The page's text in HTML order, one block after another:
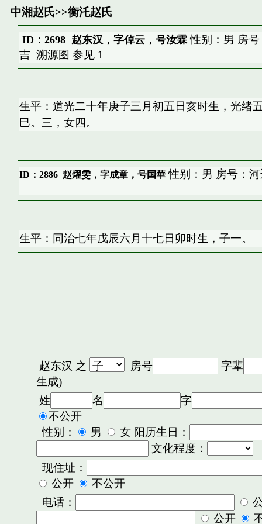
中湘赵氏>>衡汑赵氏
ID：2698 赵东汉，字倬云，号汝霖性别：男 房
吉 溯源图 参见 1
生平：道光二十年庚子三月初五日亥时生，光绪
巳。三，女四。
ID：2886 赵燿雯，字成章，号国華性别：男 房号：
生平：同治七年戊辰六月十七日卯时生，子一。
赵东汉 之 房号
字辈
生成)
姓
名
字
不公开
性别：
男
女 阳历生日：
文化程度：
现住址：
公开
不公开
电话：
公开